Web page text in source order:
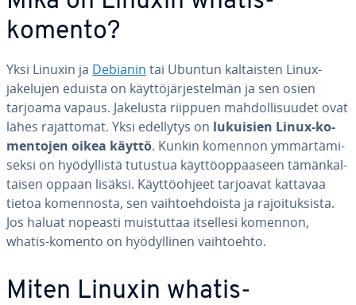
komento?
Yksi Linuxin ja Debianin tai Ubuntun kal­tais­ten Linux-
jakelujen eduista on käyt­tö­jär­jes­tel­män ja sen osien
tarjoama vapaus. Jakelusta riippuen mah­dol­li­suu­det ovat
lähes ra­jat­to­mat. Yksi edellytys on lukuisien Linux-ko­
men­to­jen oikea käyttö. Kunkin komennon ym­mär­tä­mi­
sek­si on hyö­dyl­lis­tä tutustua käyt­tö­op­paa­seen tä­män­kal­
tai­sen oppaan lisäksi. Käyt­tö­oh­jeet tarjoavat kattavaa
tietoa ko­men­nos­ta, sen vaih­toeh­dois­ta ja ra­joi­tuk­sis­ta.
Jos haluat nopeasti muis­tut­taa itsellesi komennon,
whatis-komento on hyö­dyl­li­nen vaih­toeh­to.
Miten Linuxin whatis-